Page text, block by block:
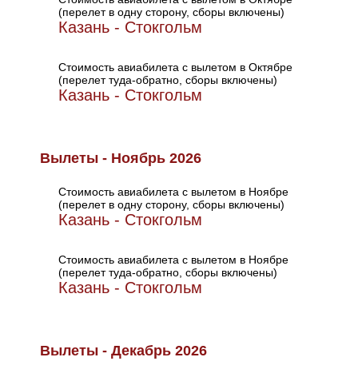
(перелет в одну сторону, сборы включены)
Казань - Стокгольм
Стоимость авиабилета с вылетом в Октябре
(перелет туда-обратно, сборы включены)
Казань - Стокгольм
Вылеты - Ноябрь 2026
Стоимость авиабилета с вылетом в Ноябре
(перелет в одну сторону, сборы включены)
Казань - Стокгольм
Стоимость авиабилета с вылетом в Ноябре
(перелет туда-обратно, сборы включены)
Казань - Стокгольм
Вылеты - Декабрь 2026